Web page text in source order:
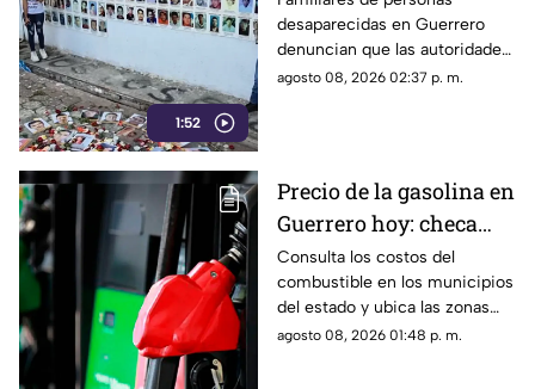
1:52
ingresar a la sierra de
Chilpancingo
desaparecidas en Guerrero
denuncian que las autoridades
les negaron el
difusión.
agosto 08, 2026 02:37 p. m.
Precio de la gasolina en
Guerrero hoy: checa
cuánto cuestan los
litros
Consulta los costos del
combustible en los municipios
del estado y ubica las zonas
con las tarifas más accesibles
agosto 08, 2026 01:48 p. m.